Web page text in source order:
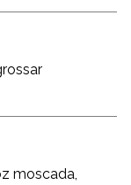
moscada,